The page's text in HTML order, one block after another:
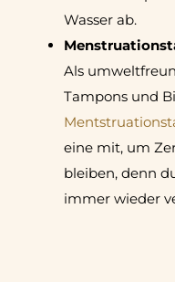
Wasser ab.
Als
Tampons und
eine mit, um
bleiben, denn
immer wieder